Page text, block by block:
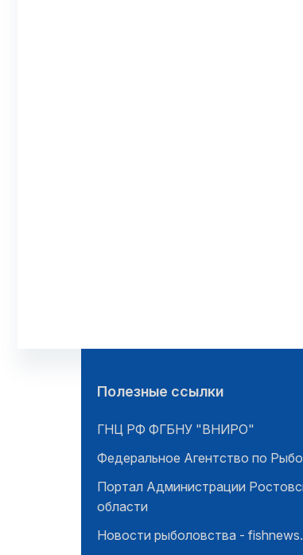
Полезные ссылки
ГНЦ РФ ФГБНУ "ВНИРО"
Федеральное Агентство по
Портал Администрации
области
Новости рыболовства -